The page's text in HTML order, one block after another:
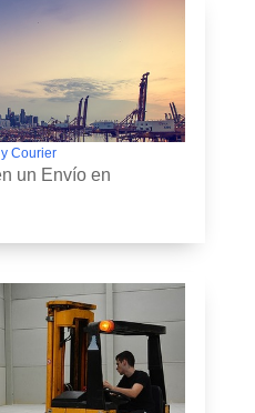
Courier
un Envío en